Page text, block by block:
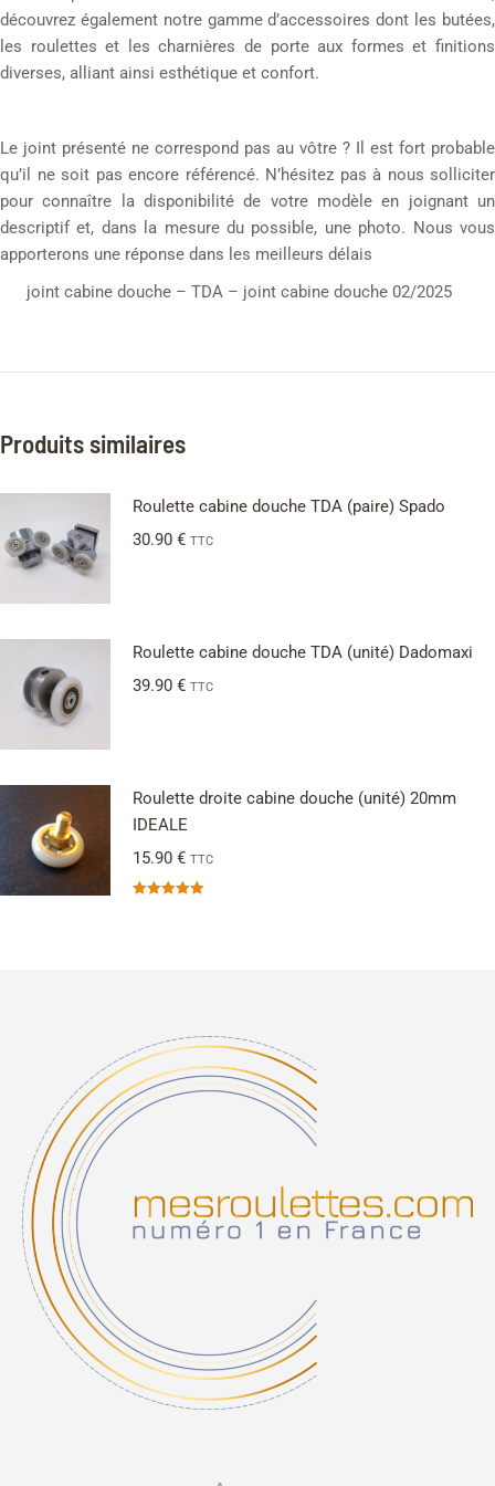
découvrez également notre gamme d’accessoires dont les butées,
les roulettes et les charnières de porte aux formes et finitions
diverses, alliant ainsi esthétique et confort.
Le joint présenté ne correspond pas au vôtre ? Il est fort probable
qu’il ne soit pas encore référencé. N’hésitez pas à nous solliciter
pour connaître la disponibilité de votre modèle en joignant un
descriptif et, dans la mesure du possible, une photo. Nous vous
apporterons une réponse dans les meilleurs délais
joint cabine douche – TDA – joint cabine douche 02/2025
Produits similaires
Roulette cabine douche TDA (paire) Spado
30.90 € TTC
Roulette cabine douche TDA (unité) Dadomaxi
39.90 € TTC
Roulette droite cabine douche (unité) 20mm
IDEALE
15.90 € TTC